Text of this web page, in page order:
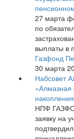
27 марта
по
выплаты в
Газфонд
30 марта
Набсовет
накопления
НПФ
заявку на